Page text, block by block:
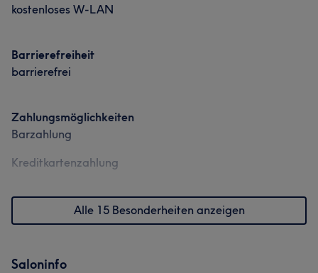
kostenloses W-LAN
Barrierefreiheit
barrierefrei
Zahlungsmöglichkeiten
Barzahlung
Kreditkartenzahlung
Alle 15 Besonderheiten anzeigen
Saloninfo